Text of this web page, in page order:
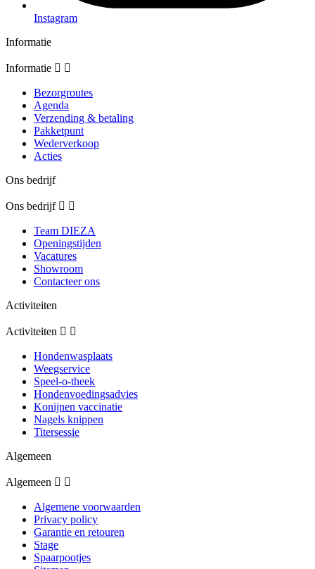
Instagram
Informatie
Informatie  
Bezorgroutes
Agenda
Verzending & betaling
Pakketpunt
Wederverkoop
Acties
Ons bedrijf
Ons bedrijf  
Team DIEZA
Openingstijden
Vacatures
Showroom
Contacteer ons
Activiteiten
Activiteiten  
Hondenwasplaats
Weegservice
Speel-o-theek
Hondenvoedingsadvies
Konijnen vaccinatie
Nagels knippen
Titersessie
Algemeen
Algemeen  
Algemene voorwaarden
Privacy policy
Garantie en retouren
Stage
Spaarpootjes